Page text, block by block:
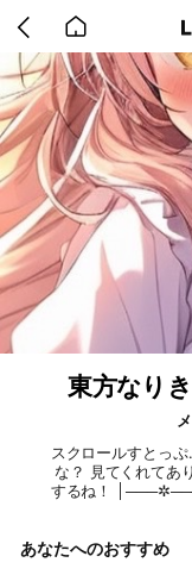
back
to
home
東方なり
スクロールすとっ
な？ 見てくれてありがとう！ このなりきりの良い所や説明を
するね！ │───✲───│ ここは学園パロ東方なりきりだよ！ 過
折 ♾ 既存 2 改変 ○ 恋愛 ◎ 戦闘 ◎ 委員会 部活作成OK （そ
あなたへのおすすめ